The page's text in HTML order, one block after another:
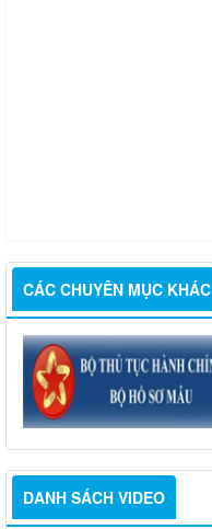
CÁC CHUYÊN MỤC KHÁC
DANH SÁCH VIDEO